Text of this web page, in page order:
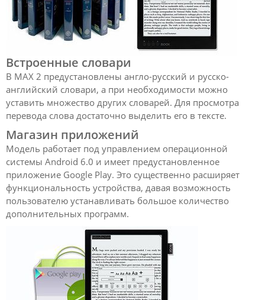
Встроенные словари
В MAX 2 предустановлены англо-русский и русско-
английский словари, а при необходимости можно
уставить множество других словарей. Для просмотра
перевода слова достаточно выделить его в тексте.
Магазин приложений
Модель работает под управлением операционной
системы Android 6.0 и имеет предустановленное
приложение Google Play. Это существенно расширяет
функциональность устройства, давая возможность
пользователю устанавливать большое количество
дополнительных программ.